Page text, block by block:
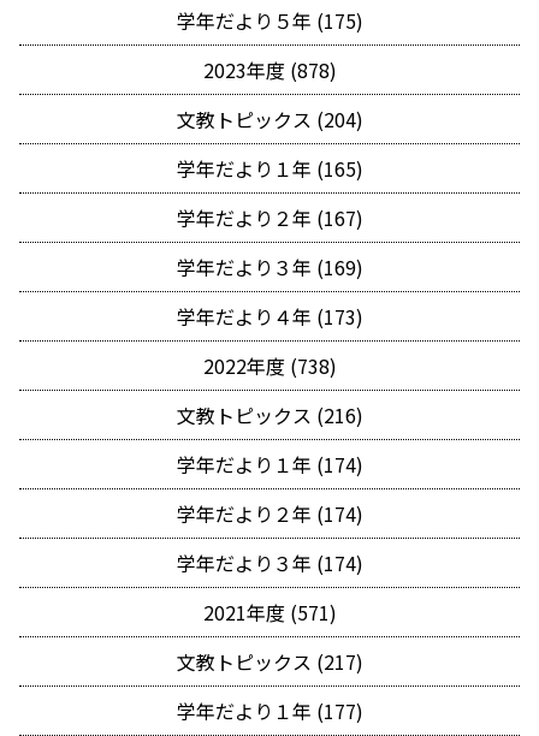
学年だより５年 (175)
2023年度 (878)
文教トピックス (204)
学年だより１年 (165)
学年だより２年 (167)
学年だより３年 (169)
学年だより４年 (173)
2022年度 (738)
文教トピックス (216)
学年だより１年 (174)
学年だより２年 (174)
学年だより３年 (174)
2021年度 (571)
文教トピックス (217)
学年だより１年 (177)